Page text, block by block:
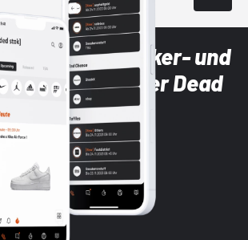
neuesten Sneaker- und
Brands mit der Dead